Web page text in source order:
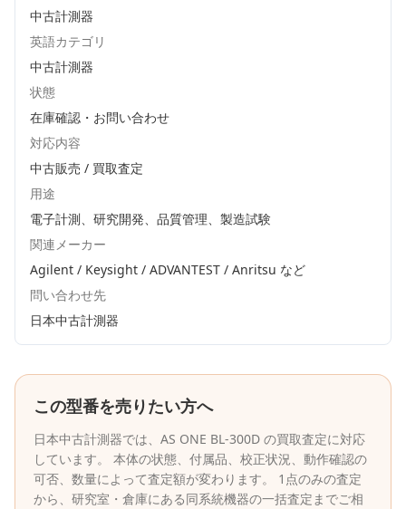
中古計測器
英語カテゴリ
中古計測器
状態
在庫確認・お問い合わせ
対応内容
中古販売 / 買取査定
用途
電子計測、研究開発、品質管理、製造試験
関連メーカー
Agilent / Keysight / ADVANTEST / Anritsu など
問い合わせ先
日本中古計測器
この型番を売りたい方へ
日本中古計測器では、 AS ONE BL-300D の買取査定に対応
しています。 本体の状態、付属品、校正状況、動作確認の
可否、数量によって査定額が変わります。 1点のみの査定
から、研究室・倉庫にある同系統機器の一括査定までご相